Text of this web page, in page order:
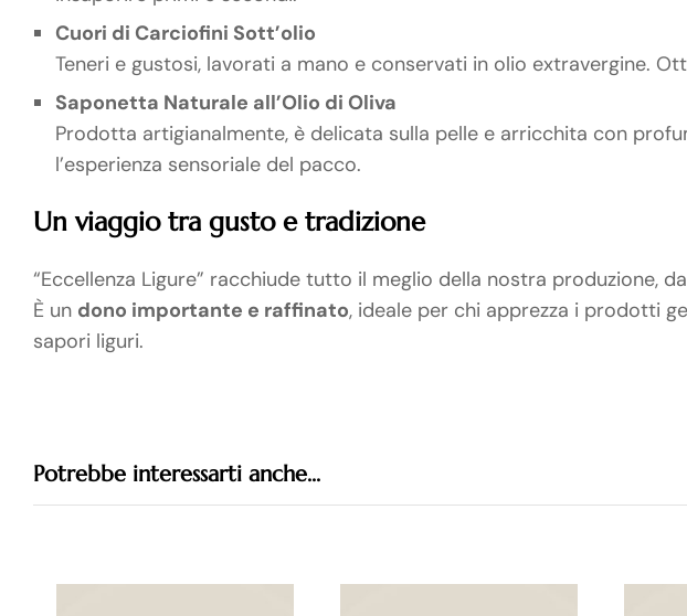
Cuori di Carciofini Sott’olio
Teneri e gustosi, lavorati a mano e conservati in olio extravergine.
Saponetta Naturale all’Olio di Oliva
Prodotta artigianalmente, è delicata sulla pelle e arricchita con
l’esperienza sensoriale del pacco.
Un viaggio tra gusto e tradizione
“Eccellenza Ligure” racchiude tutto il meglio della nostra produzione,
È un dono importante e raffinato, ideale per chi apprezza i prodotti
sapori liguri.
Potrebbe interessarti anche...